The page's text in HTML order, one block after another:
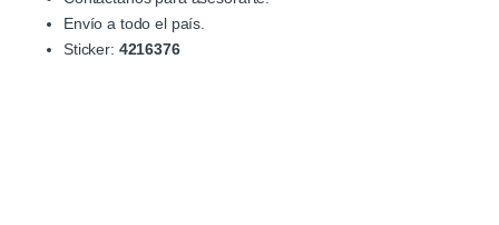
Envío a todo el país.
Sticker: 4216376